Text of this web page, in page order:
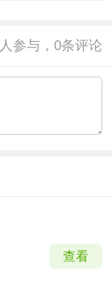
人参与，0条评论
查看